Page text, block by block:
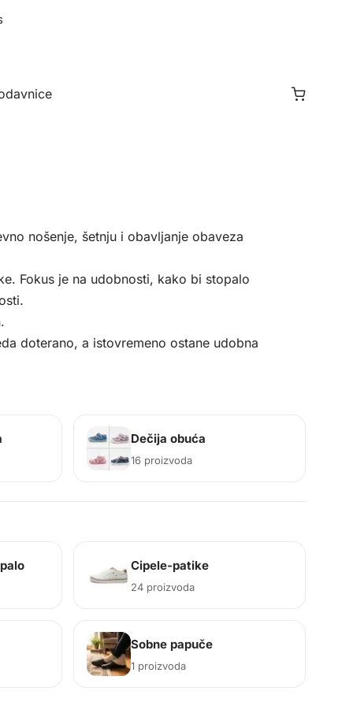
nošenje, šetnju i obavljanje obaveza
Fokus je na udobnosti, kako bi stopalo
doterano, a istovremeno ostane udobna
Dečija obuća
16 proizvoda
Cipele-patike
24 proizvoda
Sobne papuče
1 proizvoda